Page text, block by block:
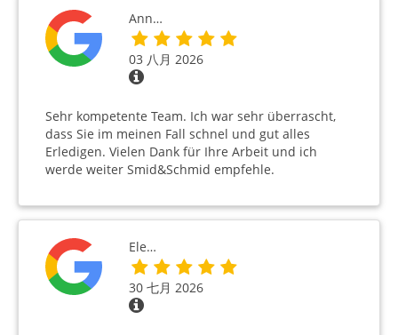
Ann…
03 八月 2026
Sehr kompetente Team. Ich war sehr überrascht,
dass Sie im meinen Fall schnel und gut alles
Erledigen. Vielen Dank für Ihre Arbeit und ich
werde weiter Smid&Schmid empfehle.
Ele…
30 七月 2026